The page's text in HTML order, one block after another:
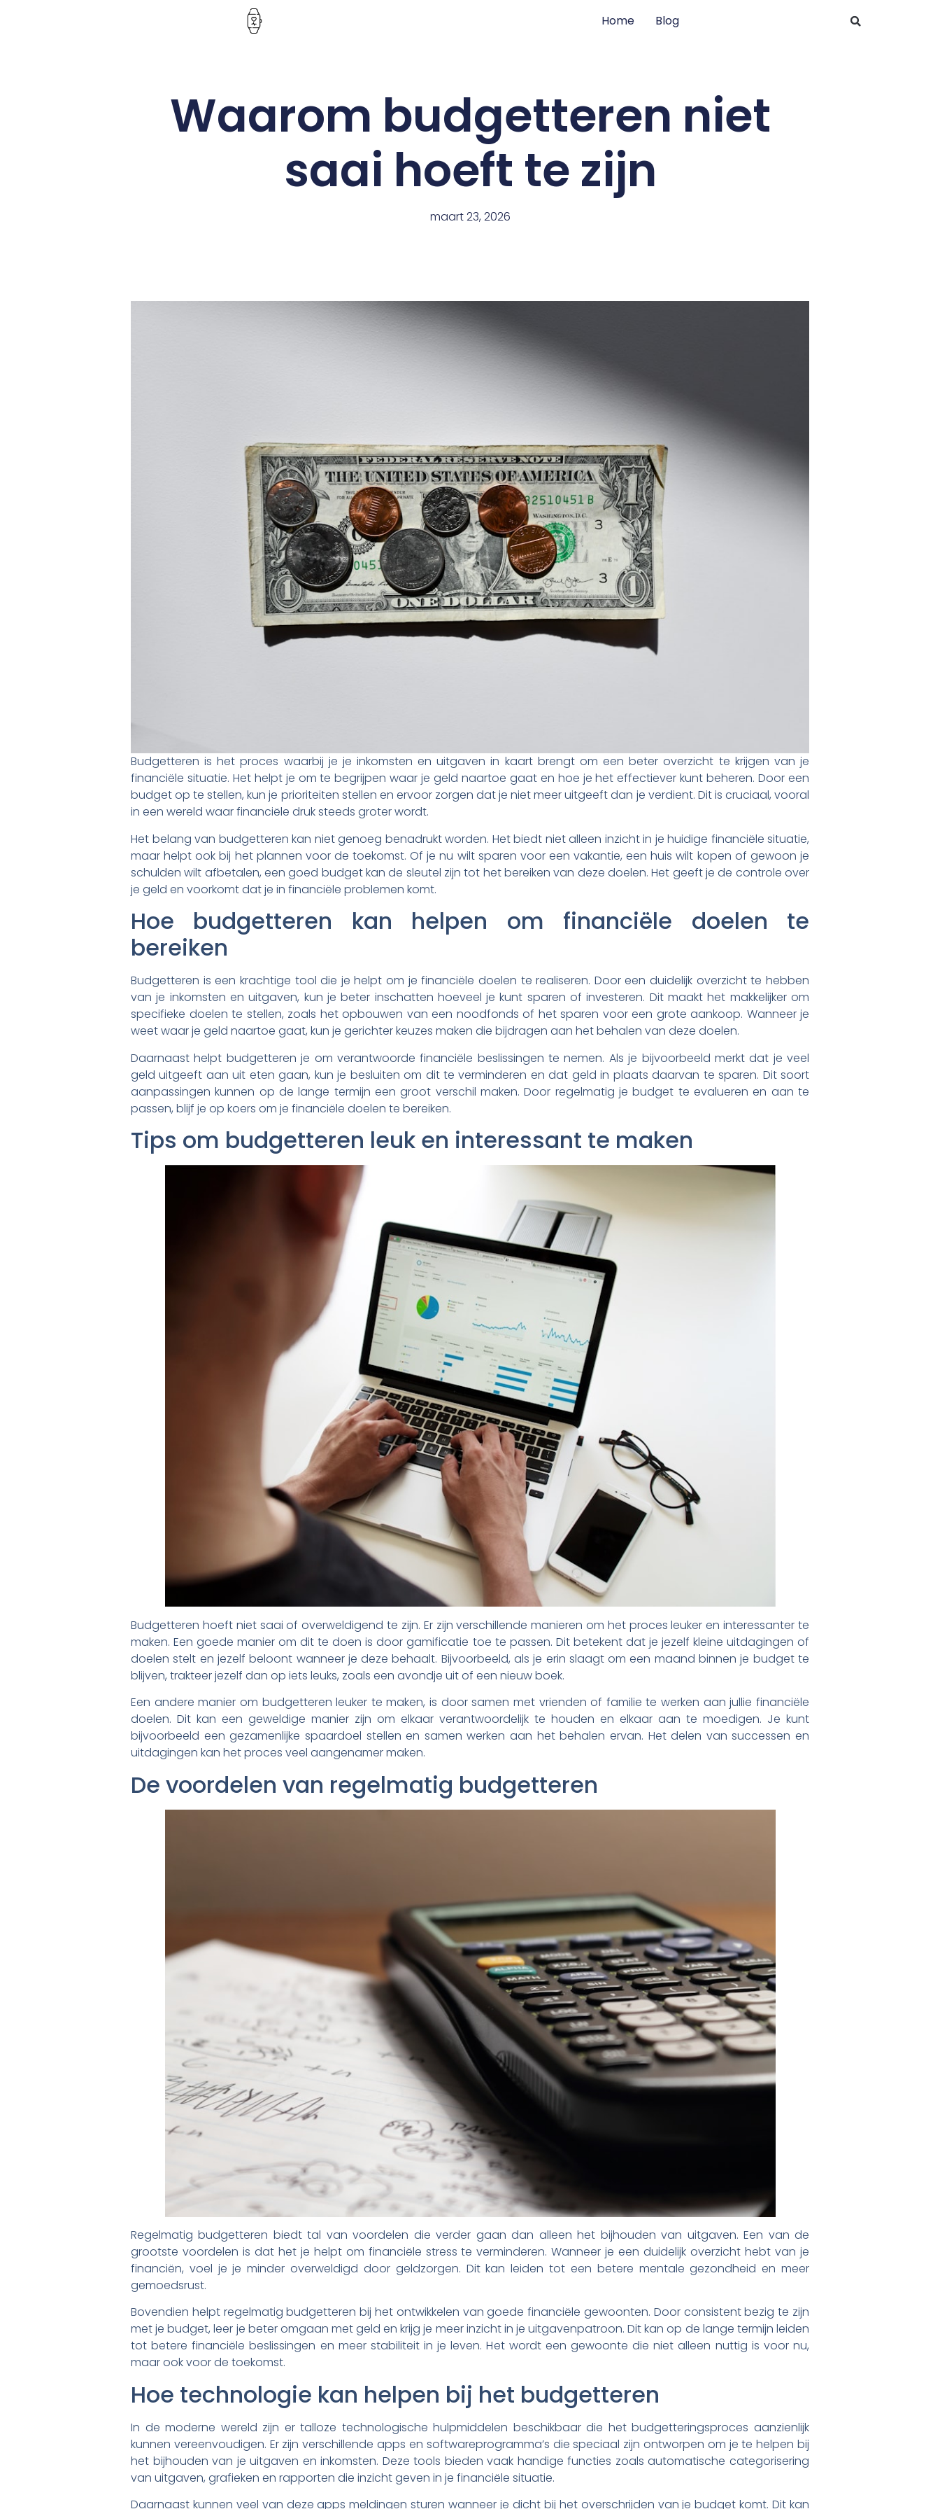
Home Blog
Waarom budgetteren niet
saai hoeft te zijn
maart 23, 2026
Budgetteren is het proces waarbij je je inkomsten en uitgaven in kaart brengt om een beter overzicht te krijgen van je
financiële situatie. Het helpt je om te begrijpen waar je geld naartoe gaat en hoe je het effectiever kunt beheren. Door een
budget op te stellen, kun je prioriteiten stellen en ervoor zorgen dat je niet meer uitgeeft dan je verdient. Dit is cruciaal, vooral
in een wereld waar financiële druk steeds groter wordt.
Het belang van budgetteren kan niet genoeg benadrukt worden. Het biedt niet alleen inzicht in je huidige financiële situatie,
maar helpt ook bij het plannen voor de toekomst. Of je nu wilt sparen voor een vakantie, een huis wilt kopen of gewoon je
schulden wilt afbetalen, een goed budget kan de sleutel zijn tot het bereiken van deze doelen. Het geeft je de controle over
je geld en voorkomt dat je in financiële problemen komt.
Hoe budgetteren kan helpen om financiële doelen te
bereiken
Budgetteren is een krachtige tool die je helpt om je financiële doelen te realiseren. Door een duidelijk overzicht te hebben
van je inkomsten en uitgaven, kun je beter inschatten hoeveel je kunt sparen of investeren. Dit maakt het makkelijker om
specifieke doelen te stellen, zoals het opbouwen van een noodfonds of het sparen voor een grote aankoop. Wanneer je
weet waar je geld naartoe gaat, kun je gerichter keuzes maken die bijdragen aan het behalen van deze doelen.
Daarnaast helpt budgetteren je om verantwoorde financiële beslissingen te nemen. Als je bijvoorbeeld merkt dat je veel
geld uitgeeft aan uit eten gaan, kun je besluiten om dit te verminderen en dat geld in plaats daarvan te sparen. Dit soort
aanpassingen kunnen op de lange termijn een groot verschil maken. Door regelmatig je budget te evalueren en aan te
passen, blijf je op koers om je financiële doelen te bereiken.
Tips om budgetteren leuk en interessant te maken
Budgetteren hoeft niet saai of overweldigend te zijn. Er zijn verschillende manieren om het proces leuker en interessanter te
maken. Een goede manier om dit te doen is door gamificatie toe te passen. Dit betekent dat je jezelf kleine uitdagingen of
doelen stelt en jezelf beloont wanneer je deze behaalt. Bijvoorbeeld, als je erin slaagt om een maand binnen je budget te
blijven, trakteer jezelf dan op iets leuks, zoals een avondje uit of een nieuw boek.
Een andere manier om budgetteren leuker te maken, is door samen met vrienden of familie te werken aan jullie financiële
doelen. Dit kan een geweldige manier zijn om elkaar verantwoordelijk te houden en elkaar aan te moedigen. Je kunt
bijvoorbeeld een gezamenlijke spaardoel stellen en samen werken aan het behalen ervan. Het delen van successen en
uitdagingen kan het proces veel aangenamer maken.
De voordelen van regelmatig budgetteren
Regelmatig budgetteren biedt tal van voordelen die verder gaan dan alleen het bijhouden van uitgaven. Een van de
grootste voordelen is dat het je helpt om financiële stress te verminderen. Wanneer je een duidelijk overzicht hebt van je
financiën, voel je je minder overweldigd door geldzorgen. Dit kan leiden tot een betere mentale gezondheid en meer
gemoedsrust.
Bovendien helpt regelmatig budgetteren bij het ontwikkelen van goede financiële gewoonten. Door consistent bezig te zijn
met je budget, leer je beter omgaan met geld en krijg je meer inzicht in je uitgavenpatroon. Dit kan op de lange termijn leiden
tot betere financiële beslissingen en meer stabiliteit in je leven. Het wordt een gewoonte die niet alleen nuttig is voor nu,
maar ook voor de toekomst.
Hoe technologie kan helpen bij het budgetteren
In de moderne wereld zijn er talloze technologische hulpmiddelen beschikbaar die het budgetteringsproces aanzienlijk
kunnen vereenvoudigen. Er zijn verschillende apps en softwareprogramma’s die speciaal zijn ontworpen om je te helpen bij
het bijhouden van je uitgaven en inkomsten. Deze tools bieden vaak handige functies zoals automatische categorisering
van uitgaven, grafieken en rapporten die inzicht geven in je financiële situatie.
Daarnaast kunnen veel van deze apps meldingen sturen wanneer je dicht bij het overschrijden van je budget komt. Dit kan